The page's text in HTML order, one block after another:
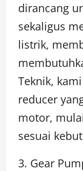
dirancang
sekaligus
listrik,
Teknik,
reducer
motor,
sesuai
3. Gear